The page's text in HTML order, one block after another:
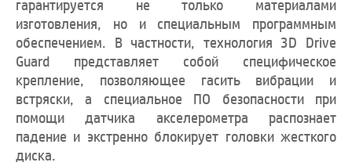
гарантируется не только материалами
изготовления, но и специальным программным
обеспечением. В частности, технология 3D Drive
Guard представляет собой специфическое
крепление, позволяющее гасить вибрации и
встряски, а специальное ПО безопасности при
помощи датчика акселерометра распознает
падение и экстренно блокирует головки жесткого
диска.